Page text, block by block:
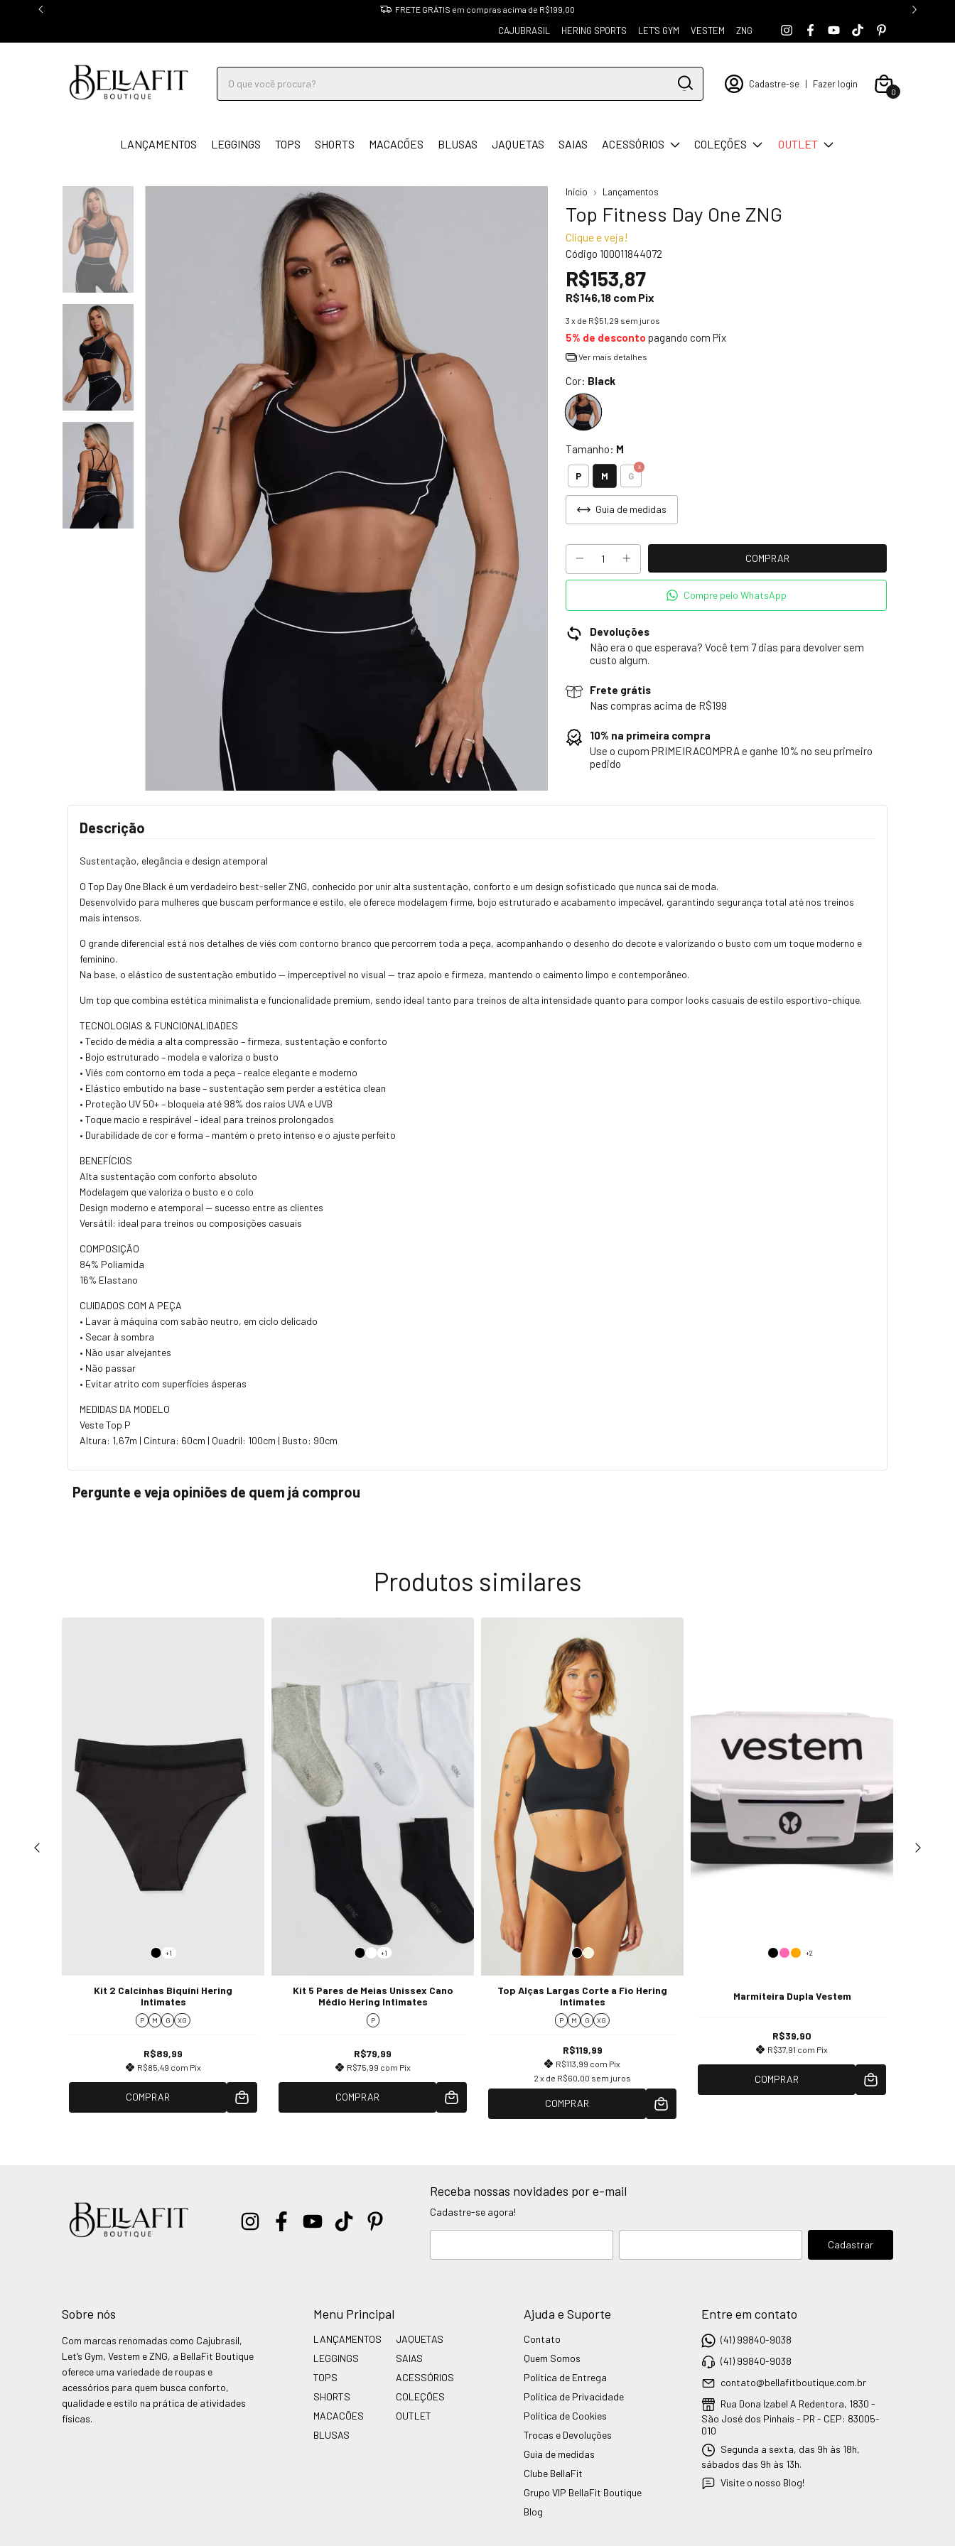
FRETE GRÁTIS em compras acima de R$199,00
CAJUBRASIL HERING SPORTS LET'S GYM VESTEM ZNG
Cadastre-se | Fazer login
0
LANÇAMENTOS LEGGINGS TOPS SHORTS MACACÕES BLUSAS JAQUETAS SAIAS ACESSÓRIOS COLEÇÕES OUTLET
Início Lançamentos
Top Fitness Day One ZNG
Clique e veja!
Código 100011844072
R$153,87
R$146,18 com Pix
3 x de R$51,29 sem juros
5% de desconto pagando com Pix
Ver mais detalhes
Cor: Black
Tamanho: M
P M G
Guia de medidas
Compre pelo WhatsApp
Devoluções
Não era o que esperava? Você tem 7 dias para devolver sem
custo algum.
Frete grátis
Nas compras acima de R$199
10% na primeira compra
Use o cupom PRIMEIRACOMPRA e ganhe 10% no seu primeiro
pedido
Descrição
Sustentação, elegância e design atemporal
O Top Day One Black é um verdadeiro best-seller ZNG, conhecido por unir alta sustentação, conforto e um design sofisticado que nunca sai de moda.
Desenvolvido para mulheres que buscam performance e estilo, ele oferece modelagem firme, bojo estruturado e acabamento impecável, garantindo segurança total até nos treinos
mais intensos.
O grande diferencial está nos detalhes de viés com contorno branco que percorrem toda a peça, acompanhando o desenho do decote e valorizando o busto com um toque moderno e
feminino.
Na base, o elástico de sustentação embutido — imperceptivel no visual — traz apoio e firmeza, mantendo o caimento limpo e contemporâneo.
Um top que combina estética minimalista e funcionalidade premium, sendo ideal tanto para treinos de alta intensidade quanto para compor looks casuais de estilo esportivo-chique.
TECNOLOGIAS & FUNCIONALIDADES
• Tecido de média a alta compressão – firmeza, sustentação e conforto
• Bojo estruturado – modela e valoriza o busto
• Viés com contorno em toda a peça – realce elegante e moderno
• Elástico embutido na base – sustentação sem perder a estética clean
• Proteção UV 50+ – bloqueia até 98% dos raios UVA e UVB
• Toque macio e respirável – ideal para treinos prolongados
• Durabilidade de cor e forma – mantém o preto intenso e o ajuste perfeito
BENEFÍCIOS
Alta sustentação com conforto absoluto
Modelagem que valoriza o busto e o colo
Design moderno e atemporal — sucesso entre as clientes
Versátil: ideal para treinos ou composições casuais
COMPOSIÇÃO
84% Poliamida
16% Elastano
CUIDADOS COM A PEÇA
• Lavar à máquina com sabão neutro, em ciclo delicado
• Secar à sombra
• Não usar alvejantes
• Não passar
• Evitar atrito com superfícies ásperas
MEDIDAS DA MODELO
Veste Top P
Altura: 1,67m | Cintura: 60cm | Quadril: 100cm | Busto: 90cm
Pergunte e veja opiniões de quem já comprou
Produtos similares
+1
Kit 2 Calcinhas Biquíni Hering
Intimates
P M G XG
R$89,99
R$85,49 com Pix
COMPRAR
+1
Kit 5 Pares de Meias Unissex Cano
Médio Hering Intimates
P
R$79,99
R$75,99 com Pix
COMPRAR
Top Alças Largas Corte a Fio Hering
Intimates
P M G XG
R$119,99
R$113,99 com Pix
2 x de R$60,00 sem juros
COMPRAR
+2
Marmiteira Dupla Vestem
R$39,90
R$37,91 com Pix
COMPRAR
Receba nossas novidades por e-mail
Cadastre-se agora!
Sobre nós
Com marcas renomadas como Cajubrasil,
Let’s Gym, Vestem e ZNG, a BellaFit Boutique
oferece uma variedade de roupas e
acessórios para quem busca conforto,
qualidade e estilo na prática de atividades
físicas.
Menu Principal
LANÇAMENTOS
LEGGINGS
TOPS
SHORTS
MACACÕES
BLUSAS
JAQUETAS
SAIAS
ACESSÓRIOS
COLEÇÕES
OUTLET
Ajuda e Suporte
Contato
Quem Somos
Política de Entrega
Política de Privacidade
Política de Cookies
Trocas e Devoluções
Guia de medidas
Clube BellaFit
Grupo VIP BellaFit Boutique
Blog
Entre em contato
(41) 99840-9038
(41) 99840-9038
contato@bellafitboutique.com.br
Rua Dona Izabel A Redentora, 1830 -
São José dos Pinhais - PR - CEP: 83005-
010
Segunda a sexta, das 9h às 18h,
sábados das 9h às 13h.
Visite o nosso Blog!